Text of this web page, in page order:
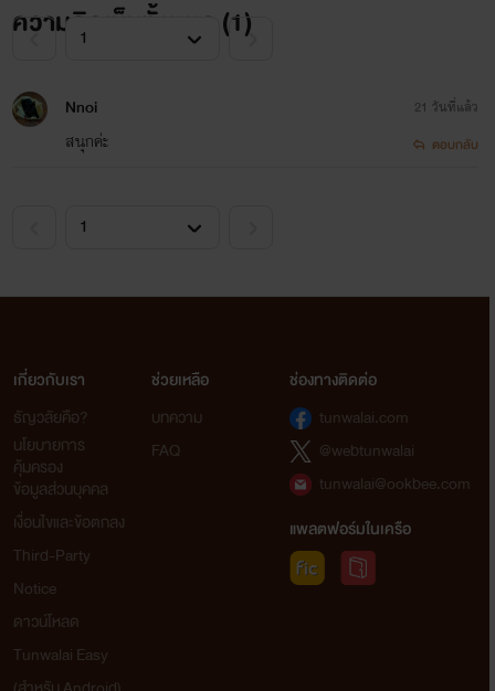
ความคิดเห็นทั้งหมด (1)
Nnoi
สนุกค่ะ
21 วันที่แล้ว
ตอบกลับ
เกี่ยวกับเรา
ธัญวลัยคือ?
นโยบายการ
คุ้มครอง
ข้อมูลส่วนบุคคล
เงื่อนไขและข้อตกลง
Third-Party
Notice
ดาวน์โหลด
Tunwalai Easy
ช่วยเหลือ
บทความ
FAQ
ช่องทางติดต่อ
tunwalai.com
@webtunwalai
tunwalai@ookbee.com
แพลตฟอร์มในเครือ